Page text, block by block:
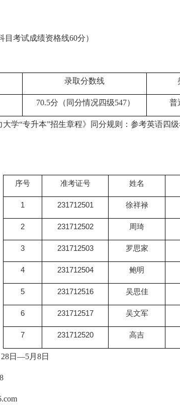
目考试成绩资格线60分）
录取分数线
70.5分（同分情况四级547） 普
大学“专升本”招生章程》同分规则：参考英语四
序号 准考证号 姓名
1 231712501 徐祥禄
2 231712502 周琦
3 231712503 罗思家
4 231712504 鲍明
5 231712516 吴思佳
6 231712517 吴文军
7 231712520 高吉
28日—5月 8日